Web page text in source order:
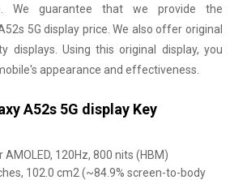
We guarantee that we provide the
5G display price. We also offer original
displays. Using this original display, you
appearance and effectiveness.
A52s 5G display Key
AMOLED, 120Hz, 800 nits (HBM)
102.0 cm2 (~84.9% screen-to-body